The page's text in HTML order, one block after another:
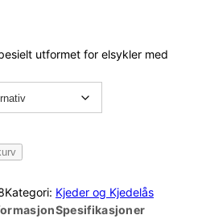
utformet for elsykler med
Kategori: Kjeder og Kjedelås
Spesifikasjoner